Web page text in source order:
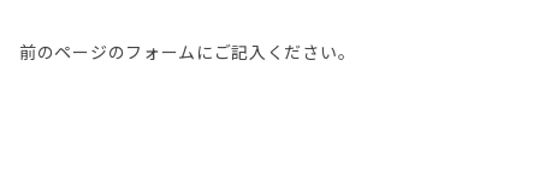
前のページのフォームにご記入ください。